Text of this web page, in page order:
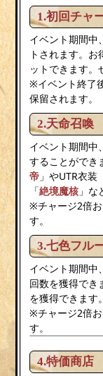
1.初回チャ
イベント期間中
トされます。
ットできます。
※イベント終了
保留されます。
2.天命召喚
イベント期間中
することができ
帝 」やUTR衣装
「絶境魔核 」な
※チャージ2倍
す。
3.七色フル
イベント期間中
回数を獲得でき
を獲得できます。
※チャージ2倍
す。
4.特価商店